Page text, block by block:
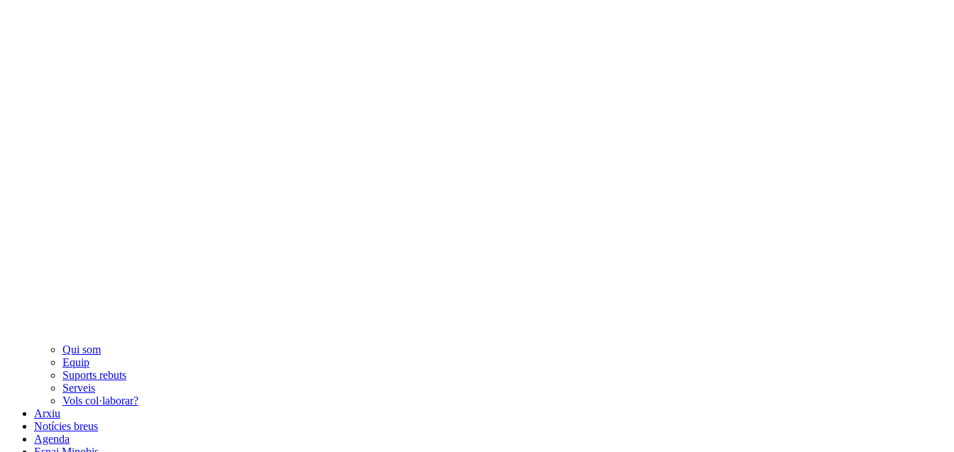
Qui som
Equip
Suports rebuts
Serveis
Vols col·laborar?
Arxiu
Notícies breus
Agenda